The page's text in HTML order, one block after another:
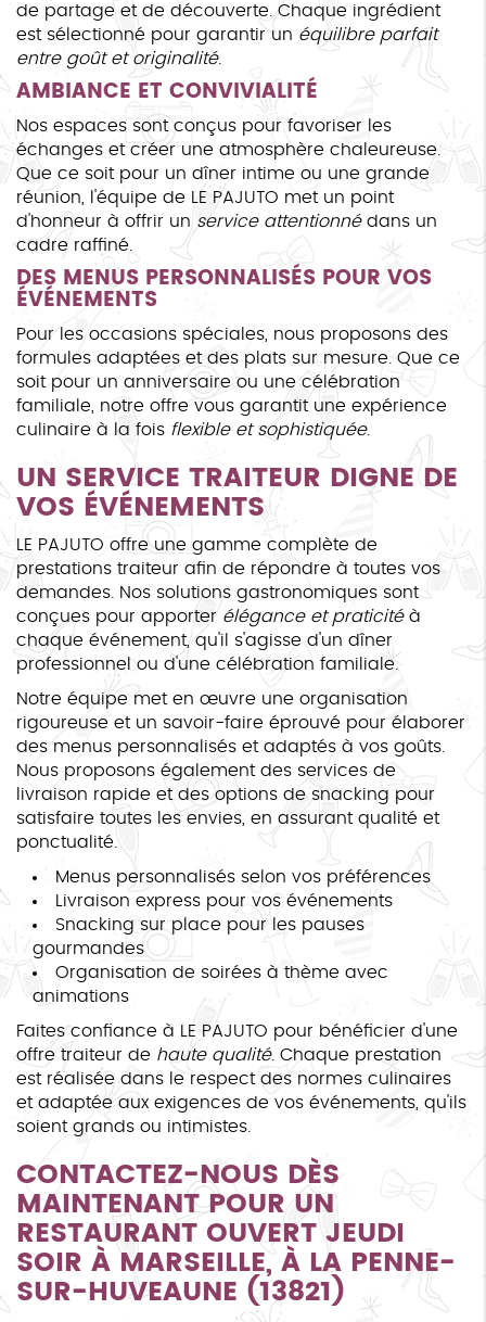
de partage et de découverte. Chaque ingrédient
est sélectionné pour garantir un équilibre parfait
entre goût et originalité.
AMBIANCE ET CONVIVIALITÉ
Nos espaces sont conçus pour favoriser les
échanges et créer une atmosphère chaleureuse.
Que ce soit pour un dîner intime ou une grande
réunion, l'équipe de LE PAJUTO met un point
d'honneur à offrir un service attentionnédans un
cadre raffiné.
DES MENUS PERSONNALISÉS POUR VOS
ÉVÉNEMENTS
Pour les occasions spéciales, nous proposons des
formules adaptées et des plats sur mesure. Que ce
soit pour un anniversaire ou une célébration
familiale, notre offre vous garantit une expérience
culinaire à la fois flexible et sophistiquée.
UN SERVICE TRAITEUR DIGNE DE
VOS ÉVÉNEMENTS
LE PAJUTO offre une gamme complète de
prestations traiteur afin de répondre à toutes vos
demandes. Nos solutions gastronomiques sont
conçues pour apporter élégance et praticitéà
chaque événement, qu'il s'agisse d'un dîner
professionnel ou d'une célébration familiale.
Notre équipe met en œuvre une organisation
rigoureuse et un savoir-faire éprouvé pour élaborer
des menus personnalisés et adaptés à vos goûts.
Nous proposons également des services de
livraison rapide et des options de snacking pour
satisfaire toutes les envies, en assurant qualité et
ponctualité.
Menus personnalisés selon vos préférences
Livraison express pour vos événements
Snacking sur place pour les pauses
gourmandes
Organisation de soirées à thème avec
animations
Faites confiance à LE PAJUTO pour bénéficier d'une
offre traiteur de haute qualité. Chaque prestation
est réalisée dans le respect des normes culinaires
et adaptée aux exigences de vos événements, qu'ils
soient grands ou intimistes.
CONTACTEZ-NOUS DÈS
MAINTENANT POUR UN
RESTAURANT OUVERT JEUDI
SOIR À MARSEILLE, À LA PENNE-
SUR-HUVEAUNE (13821)